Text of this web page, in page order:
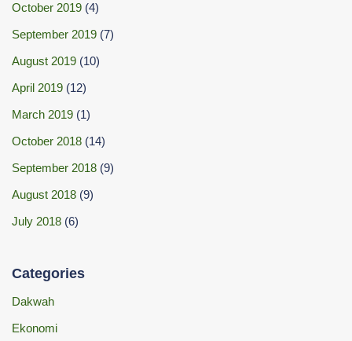
October 2019 (4)
September 2019 (7)
August 2019 (10)
April 2019 (12)
March 2019 (1)
October 2018 (14)
September 2018 (9)
August 2018 (9)
July 2018 (6)
Categories
Dakwah
Ekonomi